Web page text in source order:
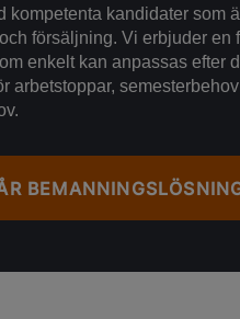
kompetenta kandidater som
försäljning. Vi erbjuder en
enkelt kan anpassas efter
arbetstoppar,